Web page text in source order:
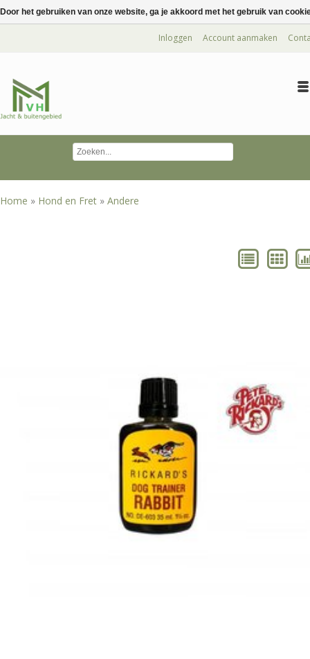
Inloggen Account aanmaken
Home » Hond en Fret » Andere
Door het gebruiken van onze website, ga je akkoord met het gebruik van